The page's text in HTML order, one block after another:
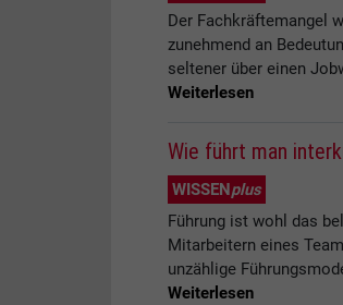
Der Fachkräftemangel
zunehmend an
seltener über einen
Weiterlesen
Wie führt man
WISSEN plus
Führung ist wohl das
Mitarbeitern eines
unzählige
Weiterlesen